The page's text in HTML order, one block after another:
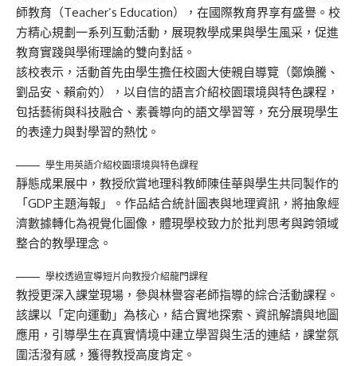
師教育（Teacher’s Education），在國際教育界享有盛譽。校
方精心規劃一系列互動活動，展現教學成果與學生風采，促進
教育實踐與學術理論的雙向對話。
該校表示，活動首先由學生擔任校園大使親自導覽（鄭煥騰、
劉品安、賴俞妁），以自信的語言介紹校園環境與特色課程，
包括藝術與科技融合、素養導向的語文學習等，充分展現學生
的表達力與對學習的熱忱。
學生用英語介紹校園環境與特色課程
靜態成果展中，教授欣賞地理科教師陳佳華與學生共同製作的
「GDP主題海報」。作品結合統計圖表與地理資訊，將抽象經
濟數據轉化為視覺化圖像，體現學校致力於批判思考與跨領域
整合的教學理念。
學校透過宣導短片向教授介紹龍門課程
教授更深入課堂現場，參與林譽容老師指導的綜合活動課程。
該課以「定向運動」為核心，結合實地探索、資訊解讀與地圖
應用，引導學生在真實情境中建立學習與生活的連結，課堂氛
圍活潑有感，獲得教授高度肯定。